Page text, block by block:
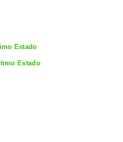
Estado
Estado